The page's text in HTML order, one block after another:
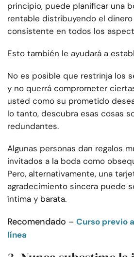
principio, puede planificar una
rentable distribuyendo el
consistente en todos los
Esto también le ayudará a
No es posible que restrinja los
y no querrá comprometer
usted como su prometido
lo tanto, descubra esas cosas
redundantes.
Algunas personas dan regalos
invitados a la boda como
Pero, alternativamente, una
agradecimiento sincera puede
íntima y barata.
Recomendado – Curso previo
línea